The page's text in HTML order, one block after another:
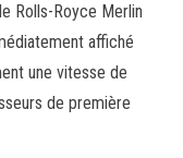
Rolls-Royce Merlin
affiché
une vitesse de
de première